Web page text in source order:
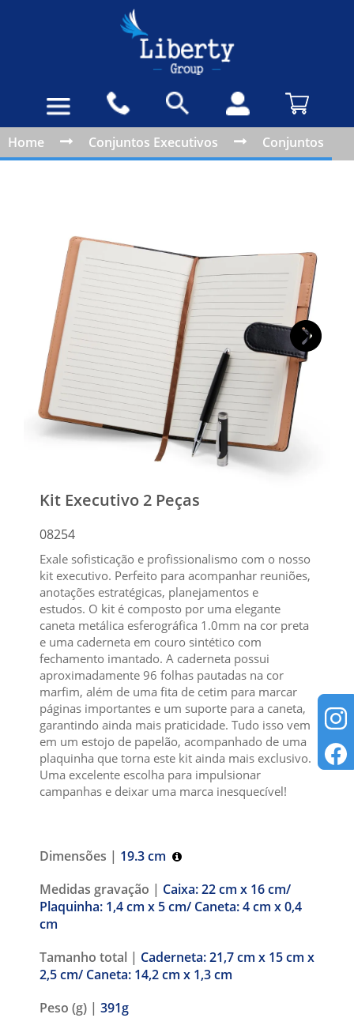
Home Conjuntos Executivos Conjuntos
Kit Executivo 2 Peças
08254
Exale sofisticação e profissionalismo com o nosso
kit executivo. Perfeito para acompanhar reuniões,
anotações estratégicas, planejamentos e
estudos. O kit é composto por uma elegante
caneta metálica esferográfica 1.0mm na cor preta
e uma caderneta em couro sintético com
fechamento imantado. A caderneta possui
aproximadamente 96 folhas pautadas na cor
marfim, além de uma fita de cetim para marcar
páginas importantes e um suporte para a caneta,
garantindo ainda mais praticidade. Tudo isso vem
em um estojo de papelão, acompanhado de uma
plaquinha que torna este kit ainda mais exclusivo.
Uma excelente escolha para impulsionar
campanhas e deixar uma marca inesquecível!
Dimensões | 19.3 cm
Medidas gravação | Caixa: 22 cm x 16 cm/
Plaquinha: 1,4 cm x 5 cm/ Caneta: 4 cm x 0,4
cm
Tamanho total | Caderneta: 21,7 cm x 15 cm x
2,5 cm/ Caneta: 14,2 cm x 1,3 cm
Peso (g) | 391g